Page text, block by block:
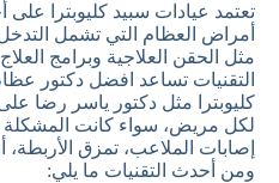
تعتمد عيادات سبيد كليوبترا
أمراض العظام التي تشمل
مثل الحقن العلاجية وبرامج
التقنيات تساعد افضل دكتور
كليوبترا مثل دكتور ياسر رضا
لكل مريض، سواء كانت المشكلة
إصابات الملاعب، تمزق الأربطة،
ومن أحدث التقنيات ما يلي: